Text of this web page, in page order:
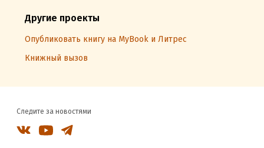
Другие проекты
Опубликовать книгу на MyBook и Литрес
Книжный вызов
Следите за новостями